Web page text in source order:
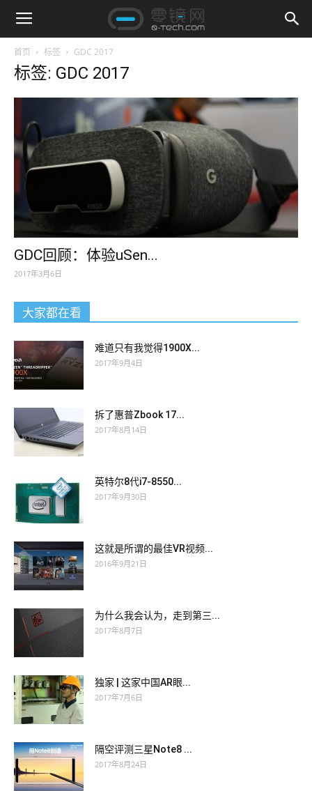
首页 标签 GDC 2017
标签: GDC 2017
GDC回顾：体验uSen...
2017年3月6日
大家都在看
难道只有我觉得1900X...
2017年9月4日
拆了惠普Zbook 17...
2017年8月14日
英特尔8代i7-8550...
2017年9月30日
这就是所谓的最佳VR视频...
2016年9月21日
为什么我会认为，走到第三...
2017年8月7日
独家 | 这家中国AR眼...
2017年7月6日
隔空评测三星Note8 ...
2017年8月24日